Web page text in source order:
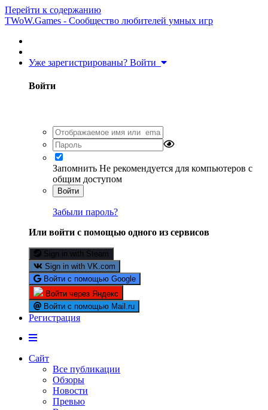
Перейти к содержанию
TWoW.Games - Сообщество любителей умных игр
Уже зарегистрированы? Войти
Войти
Запомнить Не рекомендуется для компьютеров с
общим доступом
Войти
Забыли пароль?
Или войти с помощью одного из сервисов
Sign in with Steam
Sign in with VK.com
Войти с помощью Google
Войти через Яндекс
Войти с помощью Mail.ru
Регистрация
Сайт
Все публикации
Обзоры
Новости
Превью